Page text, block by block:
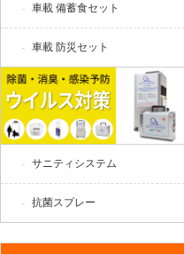
車載 備蓄食セット
車載 防災セット
サニティシステム
抗菌スプレー